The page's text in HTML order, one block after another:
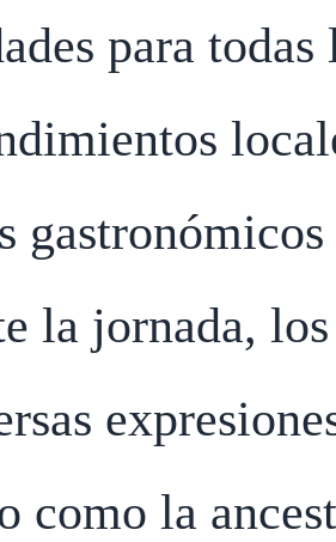
para todas
la jornada,
como la